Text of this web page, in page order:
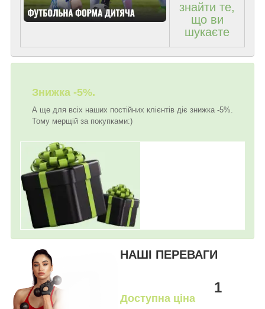
знайти те,
що ви
шукаєте
Знижка -5%.
А ще для всіх наших постійних клієнтів діє знижка -5%.
Тому мерщій за покупками:)
НАШІ ПЕРЕВАГИ
1
Доступна ціна